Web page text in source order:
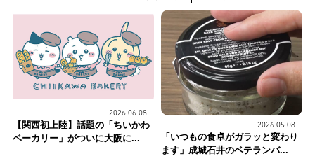
2026.06.08
【関西初上陸】話題の「ちいかわ
ベーカリー」がついに大阪に...
2026.05.08
「いつもの食卓がガラッと変わり
ます」成城石井のベテランバ...